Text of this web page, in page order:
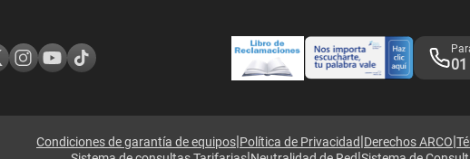
Condiciones de garantía de equipos|Política de Privacidad|Derechos ARCO|